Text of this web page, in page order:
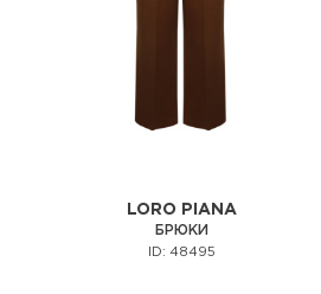
LORO PIANA
БРЮКИ
ID: 48495